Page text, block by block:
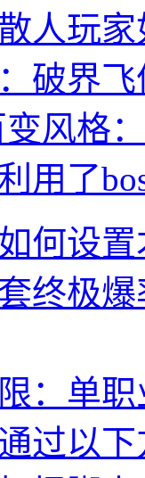
人玩
破界
风格
用了
何设
终极
：单
过以